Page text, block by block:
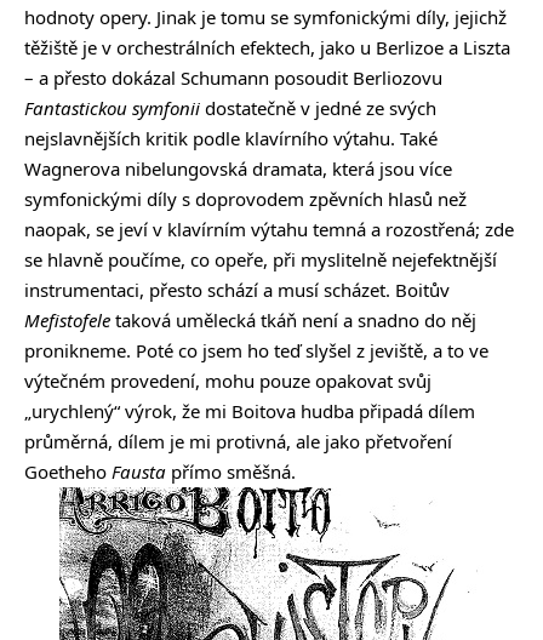
hodnoty opery. Jinak je tomu se symfonickými díly, jejichž
těžiště je v orchestrálních efektech, jako u Berlizoe a Liszta
– a přesto dokázal Schumann posoudit Berliozovu
Fantastickou symfonii dostatečně v jedné ze svých
nejslavnějších kritik podle klavírního výtahu. Také
Wagnerova nibelungovská dramata, která jsou více
symfonickými díly s doprovodem zpěvních hlasů než
naopak, se jeví v klavírním výtahu temná a rozostřená; zde
se hlavně poučíme, co opeře, při myslitelně nejefektnější
instrumentaci, přesto schází a musí scházet. Boitův
Mefistofele taková umělecká tkáň není a snadno do něj
pronikneme. Poté co jsem ho teď slyšel z jeviště, a to ve
výtečném provedení, mohu pouze opakovat svůj
„urychlený“ výrok, že mi Boitova hudba připadá dílem
průměrná, dílem je mi protivná, ale jako přetvoření
Goetheho Fausta přímo směšná.